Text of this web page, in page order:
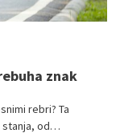
znak
rebri? Ta
od